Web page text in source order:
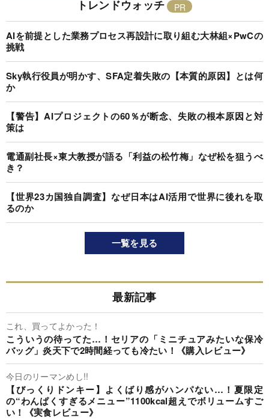
トレンドウォッチ
AIを前提とした業務プロセス再設計に取り組む大林組×PwCの
挑戦
Sky執行役員が明かす、SFA定着失敗の【本質的原因】とは何
か
【警告】AIプロジェクトの60％が断念、失敗の根本原因と対
策は
電通副社長×東大教授が語る「利益の松竹梅」なぜ松を狙うべ
き？
【世界23カ国独自調査】なぜ日本はAI活用で世界に後れを取
るのか
一覧を見る
最新記事
これ、買ってよかった！
こういうの待ってた…！セリアの「ミニチュアみたいな保冷
バッグ」炎天下で2時間経っても冷たい！《購入レビュー》
今日のリーマンめし!!
【びっくりドンキー】よくばり感がハンパない…！夏限定
の“わんぱくすぎるメニュー”1100kcal超えでボリュームすご
い！《実食レビュー》